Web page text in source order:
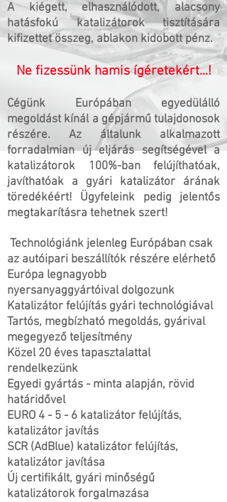
A kiégett, elhasználódott, alacsony
hatásfokú katalizátorok tisztítására
kifizettet összeg, ablakon kidobott pénz.
Ne fizessünk hamis ígéretekért...!
Cégünk Európában egyedülálló
megoldást kínál a gépjármű tulajdonosok
részére. Az általunk alkalmazott
forradalmian új eljárás segítségével a
katalizátorok 100%-ban felújíthatóak,
javíthatóak a gyári katalizátor árának
töredékéért! Ügyfeleink pedig jelentős
megtakarításra tehetnek szert!
Technológiánk jelenleg Európában csak
az autóipari beszállítók részére elérhető
Európa legnagyobb
nyersanyaggyártóival dolgozunk
Katalizátor felújítás gyári technológiával
Tartós, megbízható megoldás, gyárival
megegyező teljesítmény
Közel 20 éves tapasztalattal
rendelkezünk
Egyedi gyártás - minta alapján, rövid
határidővel
EURO 4 - 5 - 6 katalizátor felújítás,
katalizátor javítás
SCR (AdBlue) katalizátor felújítás,
katalizátor javítása
Új certifikált, gyári minőségű
katalizátorok forgalmazása